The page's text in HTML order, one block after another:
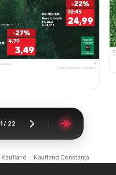
1 / 22
Kaufland Kaufland Constanța